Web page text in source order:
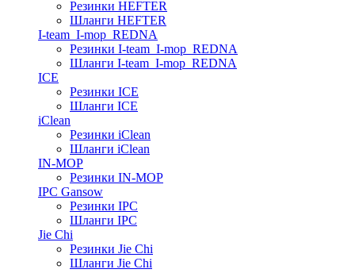
Резинки HEFTER
Шланги HEFTER
I-team_I-mop_REDNA
Резинки I-team_I-mop_REDNA
Шланги I-team_I-mop_REDNA
ICE
Резинки ICE
Шланги ICE
iClean
Резинки iClean
Шланги iClean
IN-MOP
Резинки IN-MOP
IPC Gansow
Резинки IPC
Шланги IPC
Jie Chi
Резинки Jie Chi
Шланги Jie Chi